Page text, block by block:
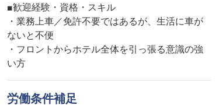
■歓迎経験・資格・スキル
・業務上車／免許不要ではあるが、生活に車が
ないと不便
・フロントからホテル全体を引っ張る意識の強
い方
労働条件補足